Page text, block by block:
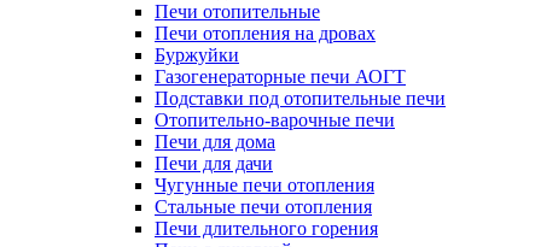
Печи отопительные
Печи отопления на дровах
Буржуйки
Газогенераторные печи АОГТ
Подставки под отопительные печи
Отопительно-варочные печи
Печи для дома
Печи для дачи
Чугунные печи отопления
Стальные печи отопления
Печи длительного горения